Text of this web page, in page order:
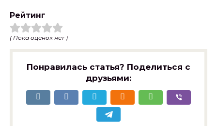
Рейтинг
( Пока оценок нет )
Понравилась статья? Поделиться с
друзьями: